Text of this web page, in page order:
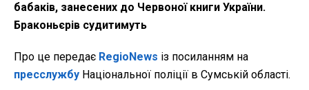
бабаків, занесених до Червоної книги України.
Браконьєрів судитимуть
Про це передає RegioNews із посиланням на
пресслужбу Національної поліції в Сумській області.